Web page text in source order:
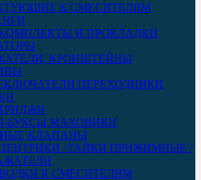
К СМЕСИТЕЛЯМ
И ПРОКЛАДКИ
КРОНШТЕЙНЫ
ПЕРЕХОДНИКИ
БУКСЫ МАХОВИКИ
КЛАПАНЫ
/ ГАЙКИ ПРИЖИМНЫЕ /
К СМЕСИТЕЛЯМ